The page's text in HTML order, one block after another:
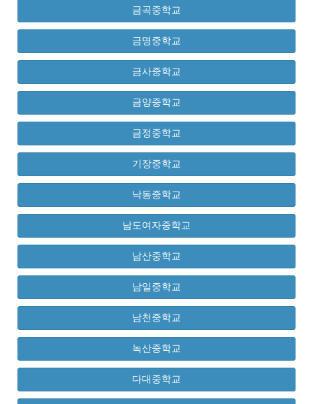
금곡중학교
금명중학교
금사중학교
금양중학교
금정중학교
기장중학교
낙동중학교
남도여자중학교
남산중학교
남일중학교
남천중학교
녹산중학교
다대중학교